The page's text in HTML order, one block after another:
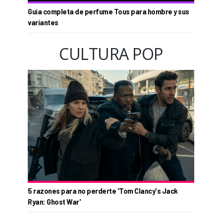
Guía completa de perfume Tous para hombre y sus
variantes
CULTURA POP
5 razones para no perderte 'Tom Clancy's Jack
Ryan: Ghost War'